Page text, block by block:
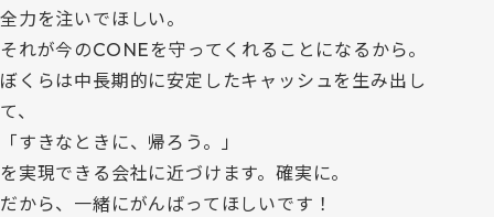
全力を注いでほしい。
それが今のCONEを守ってくれることになるから。
ぼくらは中長期的に安定したキャッシュを生み出し
て、
「すきなときに、帰ろう。」
を実現できる会社に近づけます。確実に。
だから、一緒にがんばってほしいです！